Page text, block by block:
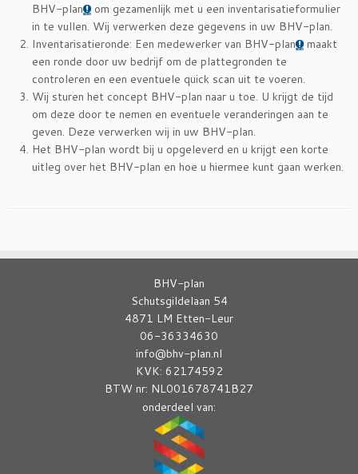
BHV-plan
om gezamenlijk met u een inventarisatieformulier
in te vullen. Wij verwerken deze gegevens in uw BHV-plan.
Inventarisatieronde: Een medewerker van BHV-plan
maakt
een ronde door uw bedrijf om de plattegronden te
controleren en een eventuele quick scan uit te voeren.
Wij sturen het concept BHV-plan naar u toe. U krijgt de tijd
om deze door te nemen en eventuele veranderingen aan te
geven. Deze verwerken wij in uw BHV-plan.
Het BHV-plan wordt bij u opgeleverd en u krijgt een korte
uitleg over het BHV-plan en hoe u hiermee kunt gaan werken.
BHV-plan
Schutsgildelaan 54
4871 LM Etten-Leur
06-36334630
info@bhv-plan.nl
KVK: 62174592
BTW nr: NL001678741B27
onderdeel van: